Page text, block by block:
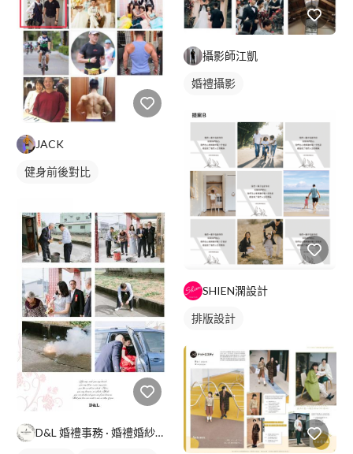
JACK
健身前後對比
D&L 婚禮事務 · 婚禮婚紗攝影
攝影師江凱
婚禮攝影
SHIEN澖設計
排版設計